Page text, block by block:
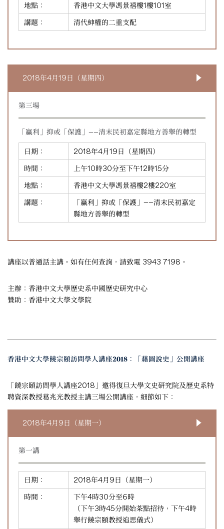
地點：
香港中文大學馮景禧樓1樓101室
講題：
清代紳權的二重支配
2018年4月19日（星期四）
第三場
「贏利」抑或「保護」——清末民初嘉定縣地方善舉的轉型
日期：
2018年4月19日（星期四）
時間：
上午10時30分至下午12時15分
地點：
香港中文大學馮景禧樓2樓220室
講題：
「贏利」抑或「保護」——清末民初嘉定
縣地方善舉的轉型
講座以普通話主講。如有任何查詢，請致電 3943 7198。
主辦：香港中文大學歷史系中國歷史研究中心
贊助：香港中文大學文學院
香港中文大學饒宗頤訪問學人講座2018：「藉圖說史」公開講座
「饒宗頤訪問學人講座2018」邀得復旦大學文史研究院及歷史系特
聘資深教授葛兆光教授主講三場公開講座，細節如下：
2018年4月9日（星期一）
第一講
日期：
2018年4月9日（星期一）
時間：
下午4時30分至6時
（下午3時45分開始茶點招待，下午4時
舉行饒宗頤教授追思儀式）